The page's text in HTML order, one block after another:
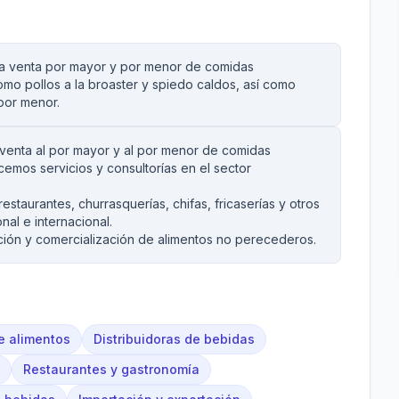
venta por mayor y por menor de comidas
pollos a la broaster y spiedo caldos, así como
menor.
al por mayor y al por menor de comidas
servicios y consultorías en el sector
churrasquerías, chifas, fricaserías y otros
e internacional.
y comercialización de alimentos no perecederos.
alimentos
Distribuidoras de bebidas
Restaurantes y gastronomía